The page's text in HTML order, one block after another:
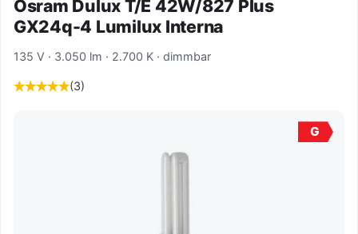
Osram Dulux T/E 42W/827 Plus
GX24q-4 Lumilux Interna
135 V · 3.050 lm · 2.700 K · dimmbar
(3)
G